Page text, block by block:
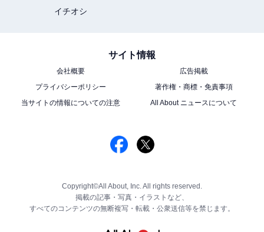
イチオシ
サイト情報
会社概要
広告掲載
プライバシーポリシー
著作権・商標・免責事項
当サイトの情報についての注意
All About ニュースについて
Copyright©All About, Inc. All rights reserved.
掲載の記事・写真・イラストなど、
すべてのコンテンツの無断複写・転載・公衆送信等を禁じます。